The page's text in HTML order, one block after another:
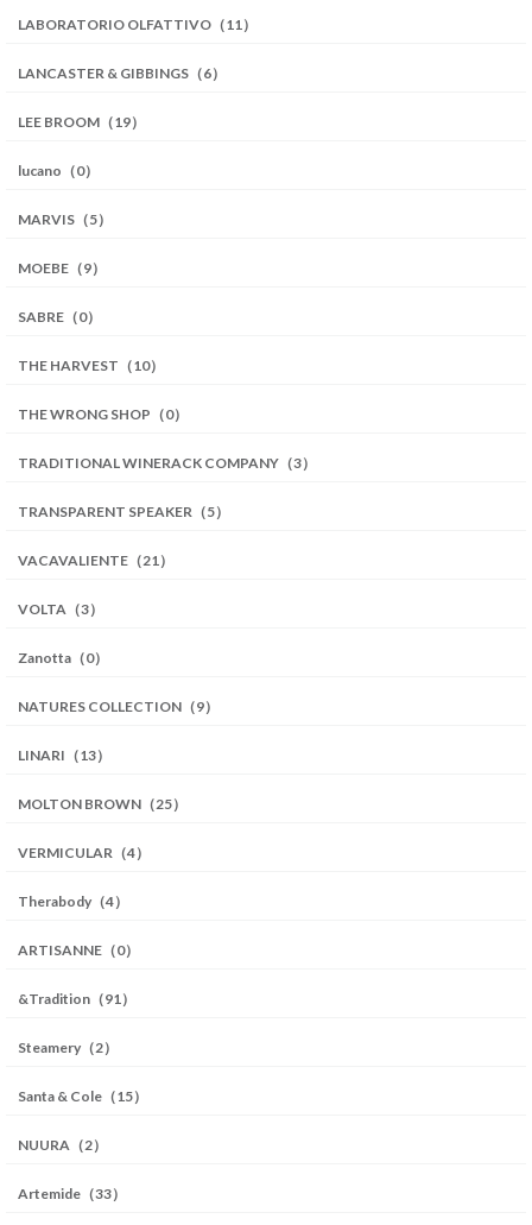
LABORATORIO OLFATTIVO（11）
LANCASTER & GIBBINGS（6）
LEE BROOM（19）
lucano（0）
MARVIS（5）
MOEBE（9）
SABRE（0）
THE HARVEST（10）
THE WRONG SHOP（0）
TRADITIONAL WINERACK COMPANY（3）
TRANSPARENT SPEAKER（5）
VACAVALIENTE（21）
VOLTA（3）
Zanotta（0）
NATURES COLLECTION（9）
LINARI（13）
MOLTON BROWN（25）
VERMICULAR（4）
Therabody（4）
ARTISANNE（0）
&Tradition（91）
Steamery（2）
Santa & Cole（15）
NUURA（2）
Artemide（33）